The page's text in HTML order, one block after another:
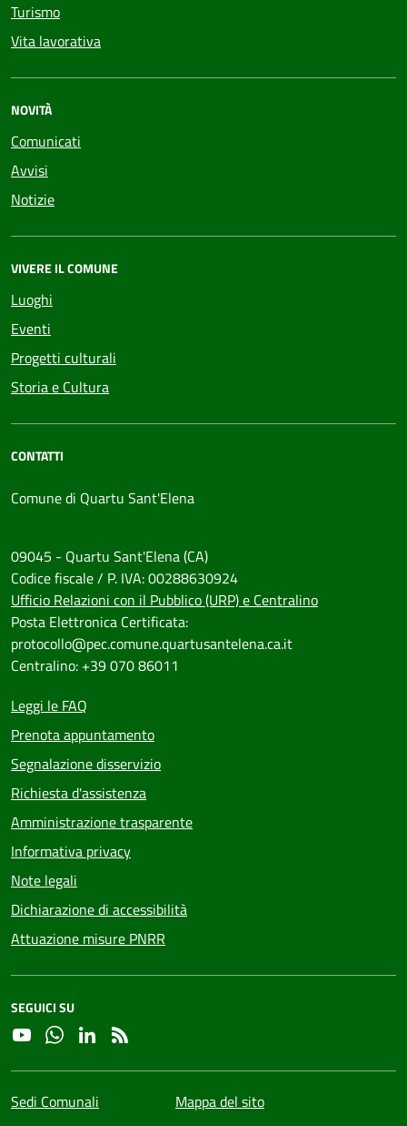
Turismo
Vita lavorativa
NOVITÀ
Comunicati
Avvisi
Notizie
VIVERE IL COMUNE
Luoghi
Eventi
Progetti culturali
Storia e Cultura
CONTATTI
Comune di Quartu Sant'Elena
09045 - Quartu Sant'Elena (CA)
Codice fiscale / P. IVA: 00288630924
Ufficio Relazioni con il Pubblico (URP) e Centralino
Posta Elettronica Certificata:
protocollo@pec.comune.quartusantelena.ca.it
Centralino: +39 070 86011
Leggi le FAQ
Prenota appuntamento
Segnalazione disservizio
Richiesta d'assistenza
Amministrazione trasparente
Informativa privacy
Note legali
Dichiarazione di accessibilità
Attuazione misure PNRR
SEGUICI SU
YouTubeWhatsapp
Linkedin
Sedi Comunali Mappa del sito